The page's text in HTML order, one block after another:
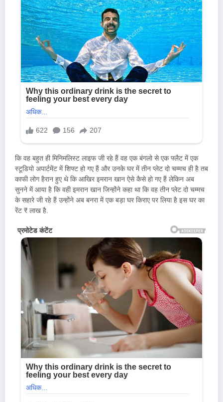
कि वह बहुत ही मिनिमलिस्ट लाइफ जी रहे हैं वह एक बंगलो से एक फ्लैट में एक
स्टूडियो अपार्टमेंट में शिफ्ट हो गए हैं और उनके घर में तीन प्लेट दो चम्मच ही है तब
काफी लोग हैरान हुए थे कि आखिर इमरान खान ऐसे कैसे हो गए हैं लेकिन अब
सुनने में आया है कि वही इमरान खान जिन्होंने कहा था कि वह तीन प्लेट दो चम्मच
के सहारे जी रहे हैं उन्होंने अब बनरा में एक बड़ा घर किराए पर लिया है इस घर का
रेंट ₹ लाख है.